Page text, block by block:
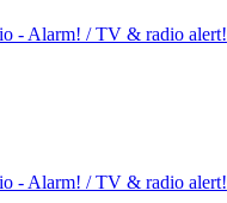
- Alarm! / TV & radio alert!
- Alarm! / TV & radio alert!